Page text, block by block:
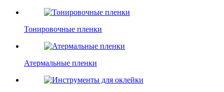
Тонировочные пленки
Атермальные пленки